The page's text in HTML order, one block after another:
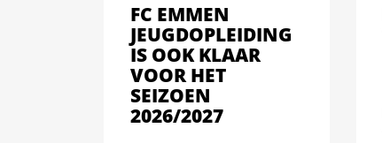
FC EMMEN
JEUGDOPLEIDING
IS OOK KLAAR
VOOR HET
SEIZOEN
2026/2027